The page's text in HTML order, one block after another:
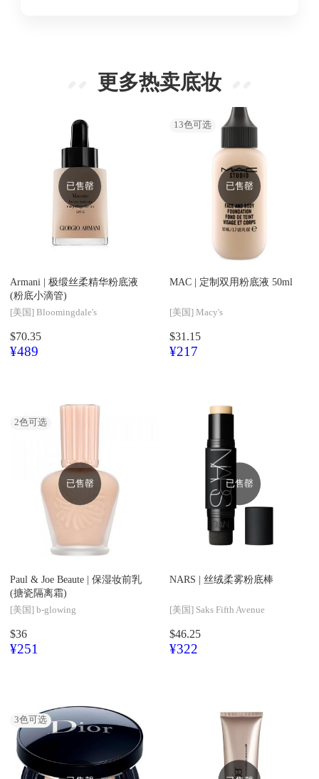
更多热卖底妆
已售罄
Armani | 极缎丝柔精华粉底液
(粉底小滴管)
[美国] Bloomingdale's
$70.35
¥489
13色可选
已售罄
MAC | 定制双用粉底液 50ml
[美国] Macy's
$31.15
¥217
2色可选
已售罄
Paul & Joe Beaute | 保湿妆前乳
(搪瓷隔离霜)
[美国] b-glowing
$36
¥251
已售罄
NARS | 丝绒柔雾粉底棒
[美国] Saks Fifth Avenue
$46.25
¥322
3色可选